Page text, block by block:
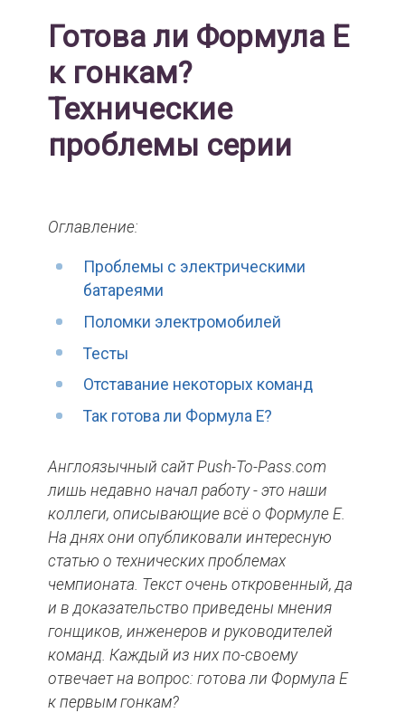
Готова ли Формула Е
к гонкам?
Технические
проблемы серии
Оглавление:
Проблемы с электрическими
батареями
Поломки электромобилей
Тесты
Отставание некоторых команд
Так готова ли Формула Е?
Англоязычный сайт Push-To-Pass.com
лишь недавно начал работу - это наши
коллеги, описывающие всё о Формуле Е.
На днях они опубликовали интересную
статью о технических проблемах
чемпионата. Текст очень откровенный, да
и в доказательство приведены мнения
гонщиков, инженеров и руководителей
команд. Каждый из них по-своему
отвечает на вопрос: готова ли Формула Е
к первым гонкам?